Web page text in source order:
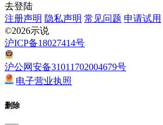
去登陆
注册声明 隐私声明 常见问题 申请试用
©2026示说
沪ICP备18027414号
沪公网安备31011702004679号
电子营业执照
删除